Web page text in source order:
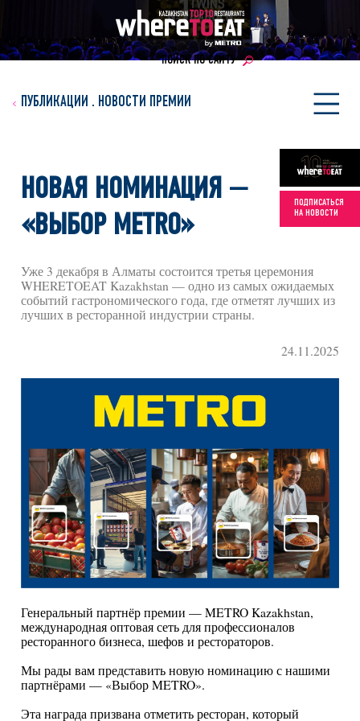
ПОИСК ПО САЙТУ
ПОДПИСАТЬСЯ
НА НОВОСТИ
ПУБЛИКАЦИИ . НОВОСТИ ПРЕМИИ
НОВАЯ НОМИНАЦИЯ —
«ВЫБОР METRO»
Уже 3 декабря в Алматы состоится третья церемония
WHERETOEAT Kazakhstan — одно из самых ожидаемых
событий гастрономического года, где отметят лучших из
лучших в ресторанной индустрии страны.
24.11.2025
Генеральный партнёр премии — METRO Kazakhstan,
международная оптовая сеть для профессионалов
ресторанного бизнеса, шефов и рестораторов.
Мы рады вам представить новую номинацию с нашими
партнёрами — «Выбор METRO».
Эта награда призвана отметить ресторан, который